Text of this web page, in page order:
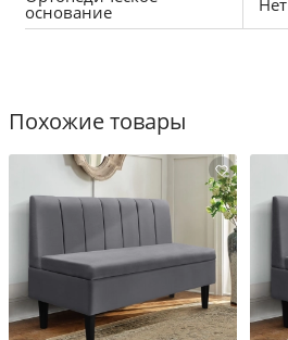
основание
Похожие товары